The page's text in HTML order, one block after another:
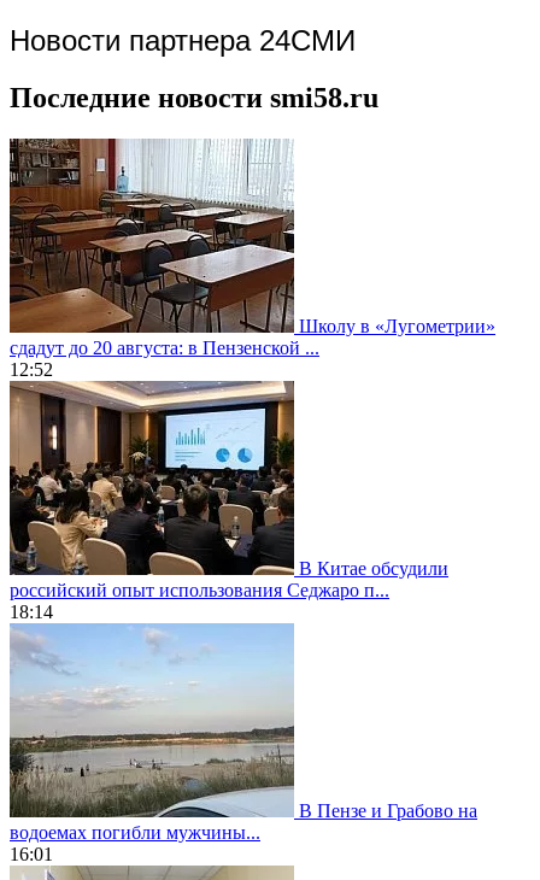
Новости партнера 24СМИ
Последние новости smi58.ru
Школу в «Лугометрии»
сдадут до 20 августа: в Пензенской ...
12:52
В Китае обсудили
российский опыт использования Седжаро п...
18:14
В Пензе и Грабово на
водоемах погибли мужчины...
16:01